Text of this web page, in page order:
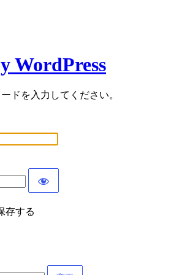
WordPress
ドを入力してください。
存する